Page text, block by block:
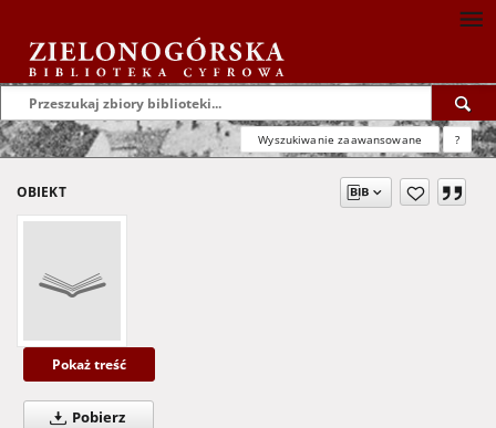
Wyszukiwanie zaawansowane ?
OBIEKT
Pokaż treść
Pobierz